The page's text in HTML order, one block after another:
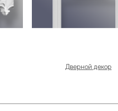
Дверной декор